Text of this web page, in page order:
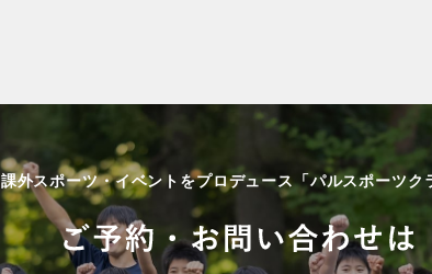
課外スポーツ・イベントをプロデュース「パルスポーツク